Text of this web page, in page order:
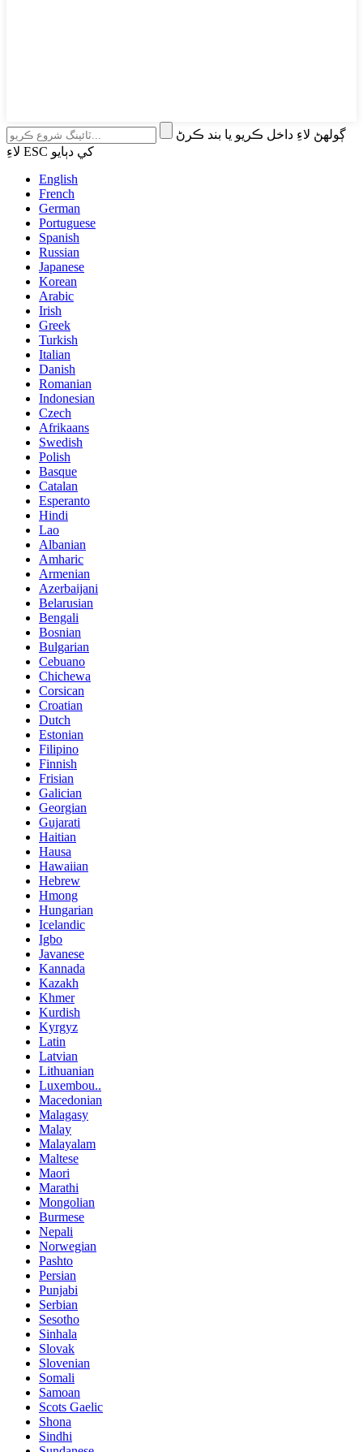
ڳولهڻ لاءِ داخل ڪريو يا بند ڪرڻ
لاءِ ESC کي دٻايو
English
French
German
Portuguese
Spanish
Russian
Japanese
Korean
Arabic
Irish
Greek
Turkish
Italian
Danish
Romanian
Indonesian
Czech
Afrikaans
Swedish
Polish
Basque
Catalan
Esperanto
Hindi
Lao
Albanian
Amharic
Armenian
Azerbaijani
Belarusian
Bengali
Bosnian
Bulgarian
Cebuano
Chichewa
Corsican
Croatian
Dutch
Estonian
Filipino
Finnish
Frisian
Galician
Georgian
Gujarati
Haitian
Hausa
Hawaiian
Hebrew
Hmong
Hungarian
Icelandic
Igbo
Javanese
Kannada
Kazakh
Khmer
Kurdish
Kyrgyz
Latin
Latvian
Lithuanian
Luxembou..
Macedonian
Malagasy
Malay
Malayalam
Maltese
Maori
Marathi
Mongolian
Burmese
Nepali
Norwegian
Pashto
Persian
Punjabi
Serbian
Sesotho
Sinhala
Slovak
Slovenian
Somali
Samoan
Scots Gaelic
Shona
Sindhi